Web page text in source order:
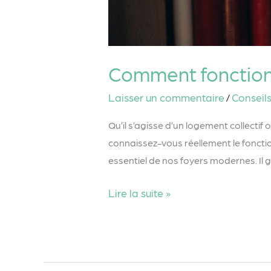
Comment
Laisser un commentaire/
Qu’il s’agisse d’un logement
connaissez-vous réellement le
essentiel de nos foyers modernes.
Lire la suite »